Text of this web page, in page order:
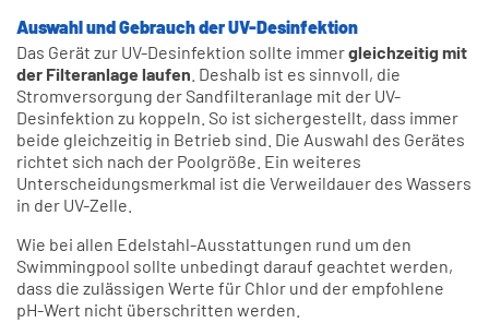
Auswahl und Gebrauch der UV-Desinfektion
Das Gerät zur UV-Desinfektion sollte immergleichzeitig mit
der Filteranlage laufen . Deshalb ist es sinnvoll, die
Stromversorgung der Sandfilteranlage mit der UV-
Desinfektion zu koppeln. So ist sichergestellt, dass immer
beide gleichzeitig in Betrieb sind. Die Auswahl des Gerätes
richtet sich nach der Poolgröße. Ein weiteres
Unterscheidungsmerkmal ist die Verweildauer des Wassers
in der UV-Zelle.
Wie bei allen Edelstahl-Ausstattungen rund um den
Swimmingpool sollte unbedingt darauf geachtet werden,
dass die zulässigen Werte für Chlor und der empfohlene
pH-Wert nicht überschritten werden.